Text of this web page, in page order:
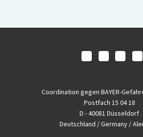
Coordination gegen BAYER-
Postfach 15 04 18
D - 40081 Düsseldorf
Deutschland / Germany /